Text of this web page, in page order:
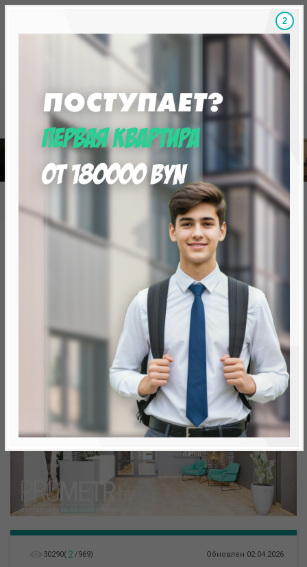
Скидки на новостройки, бонусы
«Минск Мир»
20.3 "Румба", квартал "Мировых танцев"
20.3 "Румба", квартал
"Мировых танцев"
Минск, Октябрьский, ул. Брилевская 27
метро «Ковальская Слобода», 566 м
30290( 2 /969) Обновлен 02.04.2026
1